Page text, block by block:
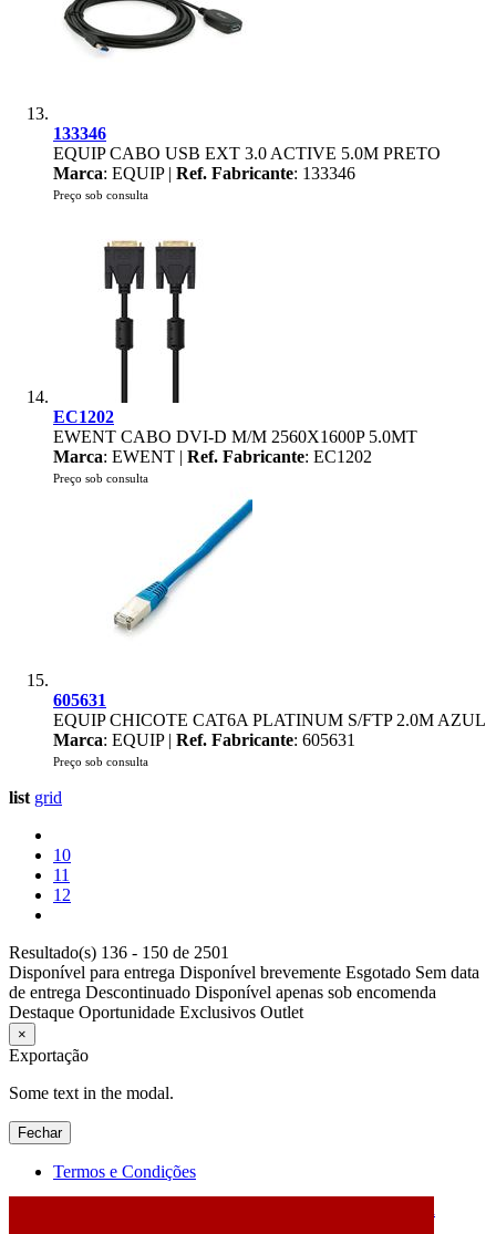
133346
EQUIP CABO USB EXT 3.0 ACTIVE 5.0M PRETO
Marca: EQUIP | Ref. Fabricante: 133346
Preço sob consulta
EC1202
EWENT CABO DVI-D M/M 2560X1600P 5.0MT
Marca: EWENT | Ref. Fabricante: EC1202
Preço sob consulta
605631
EQUIP CHICOTE CAT6A PLATINUM S/FTP 2.0M AZUL
Marca: EQUIP | Ref. Fabricante: 605631
Preço sob consulta
list grid
10
11
12
Resultado(s) 136 - 150 de 2501
Disponível para entrega Disponível brevemente Esgotado Sem data
de entrega Descontinuado Disponível apenas sob encomenda
Destaque Oportunidade Exclusivos Outlet
×
Exportação
Some text in the modal.
Fechar
Termos e Condições